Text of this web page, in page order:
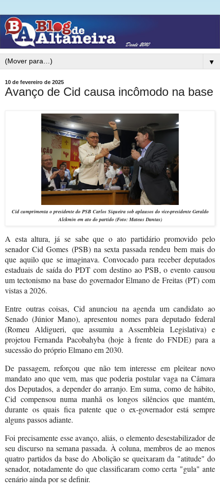
▼
10 de fevereiro de 2025
Avanço de Cid causa incômodo na base
Cid cumprimenta o presidente do PSB Carlos Siqueira sob aplausos do vice-presidente Geraldo
Alckmin em ato do partido (Foto: Mateus Dantas)
A esta altura, já se sabe que o ato partidário promovido pelo
senador Cid Gomes (PSB) na sexta passada rendeu bem mais do
que aquilo que se imaginava. Convocado para receber deputados
estaduais de saída do PDT com destino ao PSB, o evento causou
um tectonismo na base do governador Elmano de Freitas (PT) com
vistas a 2026.
Entre outras coisas, Cid anunciou na agenda um candidato ao
Senado (Júnior Mano), apresentou nomes para deputado federal
(Romeu Aldigueri, que assumiu a Assembleia Legislativa) e
projetou Fernanda Pacobahyba (hoje à frente do FNDE) para a
sucessão do próprio Elmano em 2030.
De passagem, reforçou que não tem interesse em pleitear novo
mandato ano que vem, mas que poderia postular vaga na Câmara
dos Deputados, a depender do arranjo. Em suma, como de hábito,
Cid compensou numa manhã os longos silêncios que mantém,
durante os quais fica patente que o ex-governador está sempre
alguns passos adiante.
Foi precisamente esse avanço, aliás, o elemento desestabilizador de
seu discurso na semana passada. À coluna, membros de ao menos
quatro partidos da base do Abolição se queixaram da "atitude" do
senador, notadamente do que classificaram como certa "gula" ante
cenário ainda por se definir.